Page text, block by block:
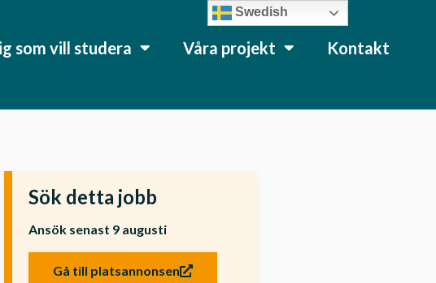
som vill studera Våra projekt Kontakt
Sök detta jobb
Ansök senast 9 augusti
Gå till platsannonsen
Swedish